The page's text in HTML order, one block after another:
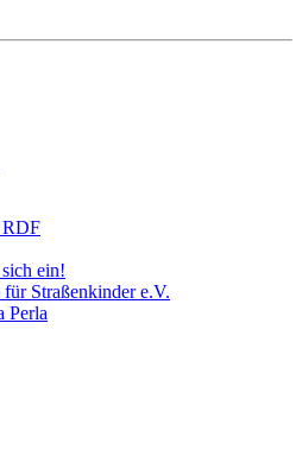
RDF
ein!
Straßenkinder e.V.
Perla